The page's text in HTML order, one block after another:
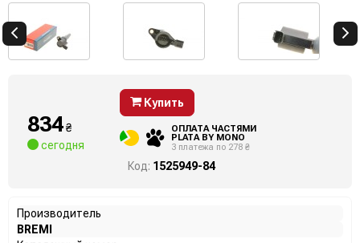
834₴
сегодня
Купить
ОПЛАТА ЧАСТЯМИ
PLATA BY MONO
3 платежа по 278 ₴
Код: 1525949-84
Производитель
BREMI